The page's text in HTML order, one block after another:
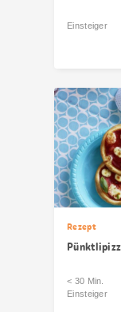
Einsteiger
Rezept
< 30 Min.
Einsteiger